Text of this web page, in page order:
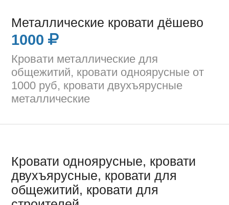
Металлические кровати дёшево
1000
Кровати металлические для
общежитий, кровати одноярусные от
1000 руб, кровати двухъярусные
металлические
Кровати одноярусные, кровати
двухъярусные, кровати для
общежитий, кровати для